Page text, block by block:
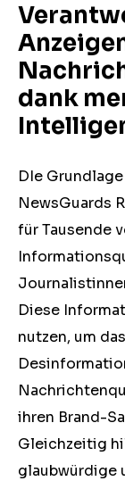
dank
DIe
NewsGuards
für Tausende
Diese
nutzen, um
ihren Brand-
Gleichzeitig
glaubwürdige